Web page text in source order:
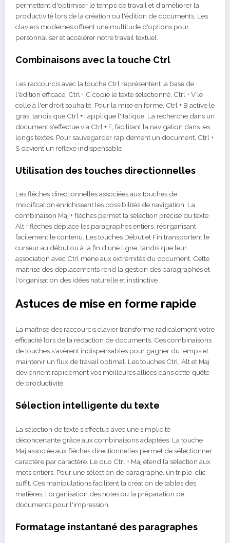
permettent d'optimiser le temps de travail et d'améliorer la
productivité lors de la création ou l'édition de documents. Les
claviers modernes offrent une multitude d'options pour
personnaliser et accélérer notre travail textuel.
Combinaisons avec la touche Ctrl
Les raccourcis avec la touche Ctrl représentent la base de
l'édition efficace. Ctrl + C copie le texte sélectionné, Ctrl + V le
colle à l'endroit souhaité. Pour la mise en forme, Ctrl + B active le
gras, tandis que Ctrl + I applique l'italique. La recherche dans un
document s'effectue via Ctrl + F, facilitant la navigation dans les
longs textes. Pour sauvegarder rapidement un document, Ctrl +
S devient un réflexe indispensable.
Utilisation des touches directionnelles
Les flèches directionnelles associées aux touches de
modification enrichissent les possibilités de navigation. La
combinaison Maj + flèches permet la sélection précise du texte.
Alt + flèches déplace les paragraphes entiers, réorganisant
facilement le contenu. Les touches Début et Fin transportent le
curseur au début ou à la fin d'une ligne, tandis que leur
association avec Ctrl mène aux extrémités du document. Cette
maîtrise des déplacements rend la gestion des paragraphes et
l'organisation des idées naturelle et instinctive.
Astuces de mise en forme rapide
La maîtrise des raccourcis clavier transforme radicalement votre
efficacité lors de la rédaction de documents. Ces combinaisons
de touches s'avèrent indispensables pour gagner du temps et
maintenir un flux de travail optimal. Les touches Ctrl, Alt et Maj
deviennent rapidement vos meilleures alliées dans cette quête
de productivité.
Sélection intelligente du texte
La sélection de texte s'effectue avec une simplicité
déconcertante grâce aux combinaisons adaptées. La touche
Maj associée aux flèches directionnelles permet de sélectionner
caractère par caractère. Le duo Ctrl + Maj étend la sélection aux
mots entiers. Pour une sélection de paragraphe, un triple-clic
suffit. Ces manipulations facilitent la création de tables des
matières, l'organisation des notes ou la préparation de
documents pour l'impression.
Formatage instantané des paragraphes